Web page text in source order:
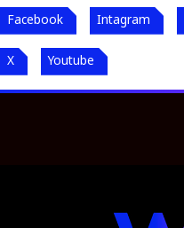
Facebook Intagram
X Youtube